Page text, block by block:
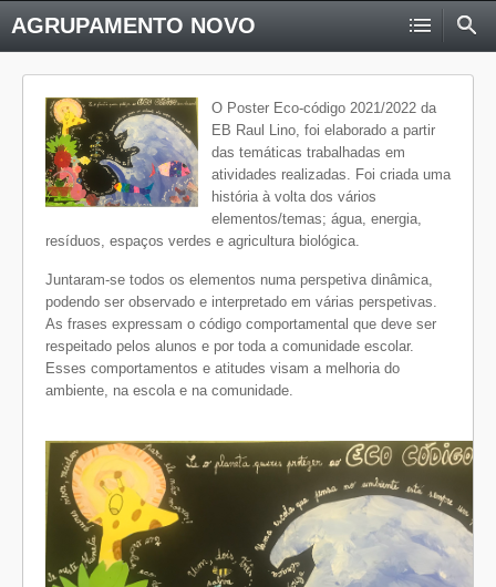
AGRUPAMENTO NOVO
O Poster Eco-código 2021/2022 da
EB Raul Lino, foi elaborado a partir
das temáticas trabalhadas em
atividades realizadas. Foi criada uma
história à volta dos vários
elementos/temas; água, energia,
resíduos, espaços verdes e agricultura biológica.
Juntaram-se todos os elementos numa perspetiva dinâmica,
podendo ser observado e interpretado em várias perspetivas.
As frases expressam o código comportamental que deve ser
respeitado pelos alunos e por toda a comunidade escolar.
Esses comportamentos e atitudes visam a melhoria do
ambiente, na escola e na comunidade.